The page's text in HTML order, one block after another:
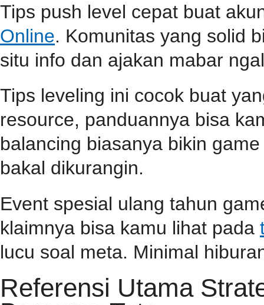
Tips push level cepat buat
Online. Komunitas yang solid
situ info dan ajakan mabar
Tips leveling ini cocok buat
resource, panduannya bisa
balancing biasanya bikin
bakal dikurangin.
Event spesial ulang tahun
klaimnya bisa kamu lihat pada
lucu soal meta. Minimal
Referensi Utama